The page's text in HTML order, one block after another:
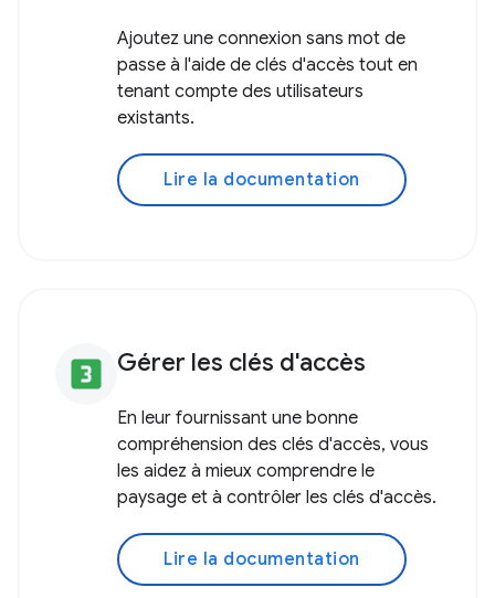
Ajoutez une connexion sans mot de
passe à l'aide de clés d'accès tout en
tenant compte des utilisateurs
existants.
Lire la documentation
looks_3 Gérer les clés d'accès
En leur fournissant une bonne
compréhension des clés d'accès, vous
les aidez à mieux comprendre le
paysage et à contrôler les clés d'accès.
Lire la documentation